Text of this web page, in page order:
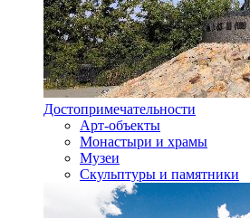
Достопримечательности
Арт-объекты
Монастыри и храмы
Музеи
Скульптуры и памятники